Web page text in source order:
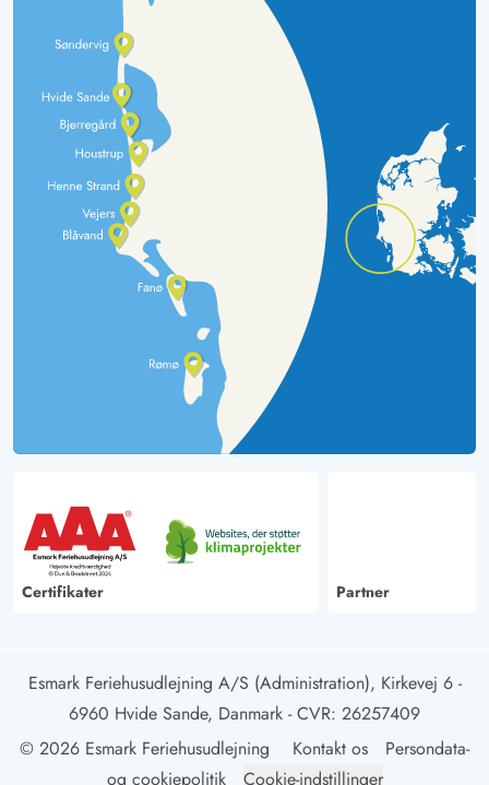
Certifikater Partner
Esmark Feriehusudlejning A/S (Administration), Kirkevej 6 -
6960 Hvide Sande, Danmark - CVR: 26257409
© 2026 Esmark Feriehusudlejning
Kontakt os
Persondata-
og cookiepolitik
Cookie-indstillinger